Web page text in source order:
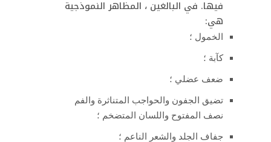
فيها. في البالغين ، المظاهر النموذجية
هي:
الخمول ؛
كآبة ؛
ضعف عضلي ؛
تضيق الجفون والحواجب المتناثرة والفم
نصف المفتوح واللسان المتضخم ؛
جفاف الجلد والشعر الناعم ؛